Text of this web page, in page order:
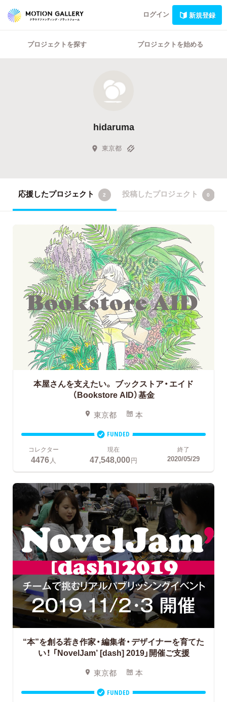
ログイン 新規登録
プロジェクトを探す プロジェクトを始める
hidaruma
東京都
応援したプロジェクト 2 投稿したプロジェクト 0
本屋さんを支えたい。 ブックストア・エイド
（Bookstore AID）基金
東京都 本
FUNDED
コレクター
4476 人
現在
47,548,000円
終了
2020/05/29
“本”を創る若き作家・編集者・デザイナーを育てた
い！ 「NovelJam’ [dash] 2019」開催ご支援
東京都 本
FUNDED